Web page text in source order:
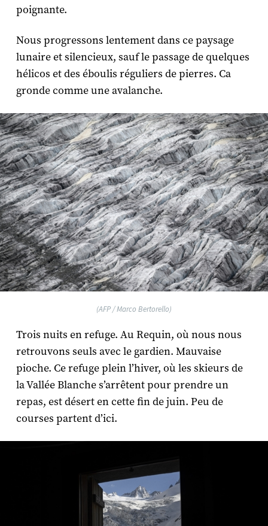
poignante.
Nous progressons lentement dans ce paysage
lunaire et silencieux, sauf le passage de quelques
hélicos et des éboulis réguliers de pierres. Ca
gronde comme une avalanche.
(AFP / Marco Bertorello)
Trois nuits en refuge. Au Requin, où nous nous
retrouvons seuls avec le gardien. Mauvaise
pioche. Ce refuge plein l’hiver, où les skieurs de
la Vallée Blanche s’arrêtent pour prendre un
repas, est désert en cette fin de juin. Peu de
courses partent d’ici.